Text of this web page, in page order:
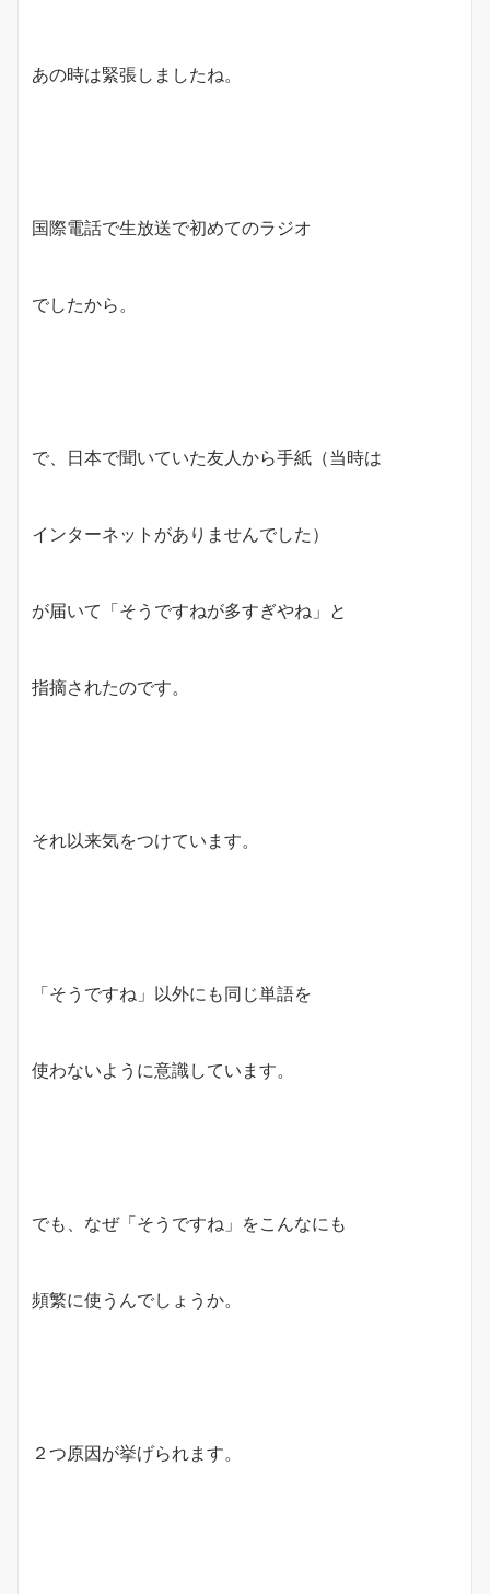
あの時は緊張しましたね。
国際電話で生放送で初めてのラジオ
でしたから。
で、日本で聞いていた友人から手紙（当時は
インターネットがありませんでした）
が届いて「そうですねが多すぎやね」と
指摘されたのです。
それ以来気をつけています。
「そうですね」以外にも同じ単語を
使わないように意識しています。
でも、なぜ「そうですね」をこんなにも
頻繁に使うんでしょうか。
２つ原因が挙げられます。